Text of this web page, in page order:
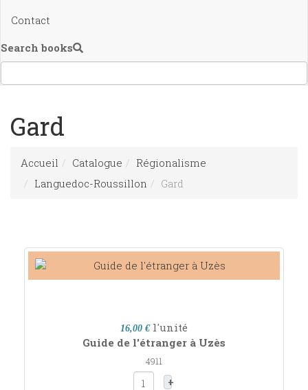
Contact
Search books
Gard
Accueil Catalogue
Régionalisme
Languedoc-Roussillon
Gard
16,00 € l'unité
Guide de l'étranger à Uzès
4911
+